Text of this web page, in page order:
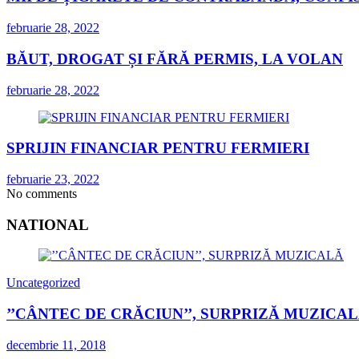
februarie 28, 2022
BĂUT, DROGAT ȘI FĂRĂ PERMIS, LA VOLAN
februarie 28, 2022
SPRIJIN FINANCIAR PENTRU FERMIERI
februarie 23, 2022
No comments
NATIONAL
Uncategorized
’’CÂNTEC DE CRĂCIUN’’, SURPRIZĂ
decembrie 11, 2018